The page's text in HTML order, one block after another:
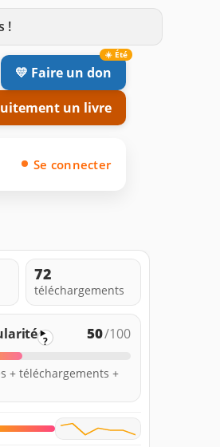
!
💛 Faire un don
un livre
Se connecter
72
téléchargements
? 50/100
+ téléchargements +